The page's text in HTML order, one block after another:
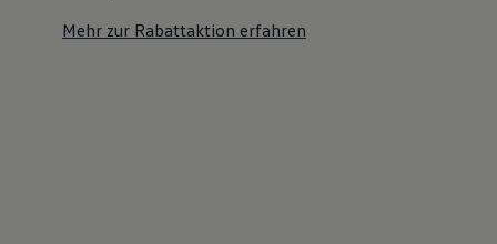
Mehr zur Rabattaktion erfahren